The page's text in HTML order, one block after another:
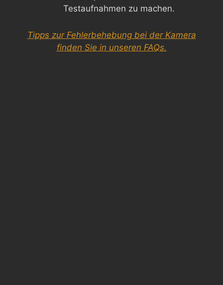
Testaufnahmen zu machen.
Tipps zur Fehlerbehebung bei der Kamera
finden Sie in unseren FAQs.